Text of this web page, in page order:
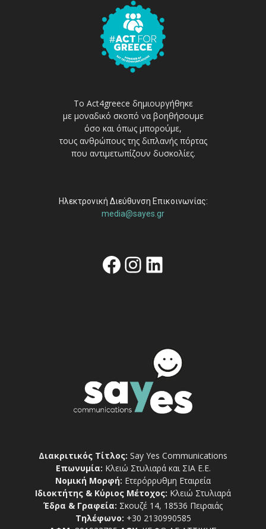
Το Act4greece δημιουργήθηκε
με μοναδικό σκοπό να βοηθήσουμε
όσο και όπως μπορούμε,
τους ανθρώπους της διπλανής πόρτας
που αντιμετωπίζουν δυσκολίες.
Ηλεκτρονική Διεύθυνση Επικοινωνίας:
media@sayes.gr
Facebook
Instagram
Linkedin
Διακριτικός Τίτλος: Say Yes Communications
Επωνυμία: Κλειώ Στυλιαρά και ΣΙΑ Ε.Ε.
Νομική Μορφή: Ετερόρρυθμη Εταιρεία
Ιδιοκτήτης & Κύριος Μέτοχος: Κλειώ Στυλιαρά
Έδρα & Γραφεία: Σκουζέ 14, 18536 Πειραιάς
Τηλέφωνο: +30 2130990585